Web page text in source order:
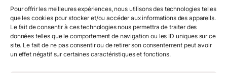
Pour offrir les meilleures expériences, nous utilisons des technologies telles
que les cookies pour stocker et/ou accéder aux informations des appareils.
Le fait de consentir à ces technologies nous permettra de traiter des
données telles que le comportement de navigation ou les ID uniques sur ce
site. Le fait de ne pas consentir ou de retirer son consentement peut avoir
un effet négatif sur certaines caractéristiques et fonctions.